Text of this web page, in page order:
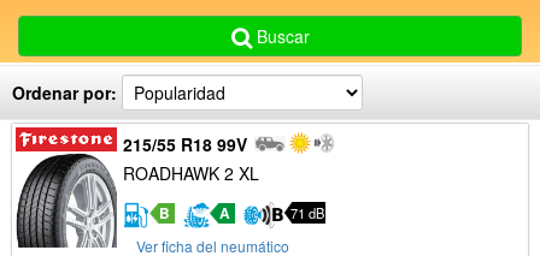
Buscar
Ordenar por:
215/55 R18 99V
ROADHAWK 2 XL
B A 71 dB
Ver ficha del neumático